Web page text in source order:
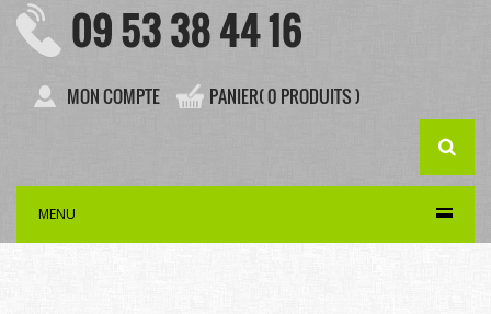
09 53 38 44 16
MON COMPTE PANIER( 0 PRODUITS )
MENU